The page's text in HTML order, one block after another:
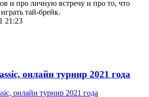
и про личную встречу и про то, что
тай-брейк.
21:23
онлайн турнир 2021 года